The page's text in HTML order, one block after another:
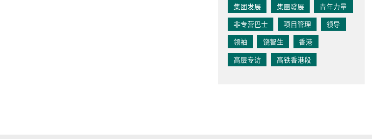
集团发展
集團發展
青年力量
非专营巴士
项目管理
领导
领袖
饶智生
香港
高层专访
高铁香港段